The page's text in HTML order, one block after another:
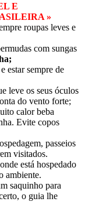
E
»
roupas leves e
com sungas
estar sempre de
leve os seus óculos
do vento forte;
calor beba
Evite copos
passeios
visitados.
está hospedado
ambiente.
saquinho para
o guia lhe